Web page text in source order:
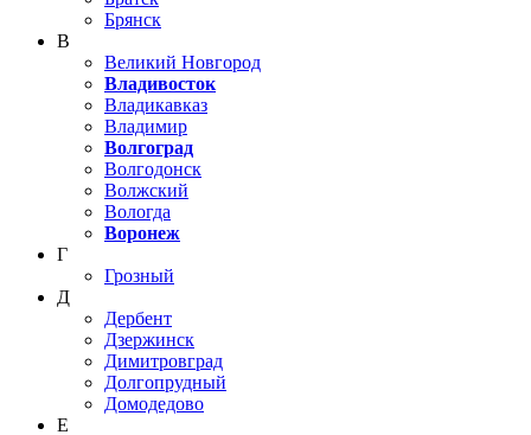
Брянск
В
Великий Новгород
Владивосток
Владикавказ
Владимир
Волгоград
Волгодонск
Волжский
Вологда
Воронеж
Г
Грозный
Д
Дербент
Дзержинск
Димитровград
Долгопрудный
Домодедово
Е